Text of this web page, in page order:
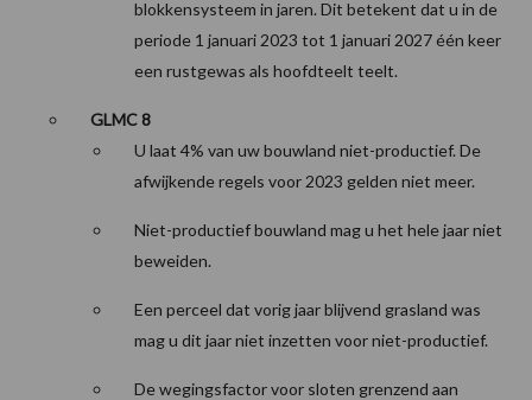
blokkensysteem in jaren. Dit betekent dat u in de
periode 1 januari 2023 tot 1 januari 2027 één keer
een rustgewas als hoofdteelt teelt.
GLMC 8
U laat 4% van uw bouwland niet-productief. De
afwijkende regels voor 2023 gelden niet meer.
Niet-productief bouwland mag u het hele jaar niet
beweiden.
Een perceel dat vorig jaar blijvend grasland was
mag u dit jaar niet inzetten voor niet-productief.
De wegingsfactor voor sloten grenzend aan